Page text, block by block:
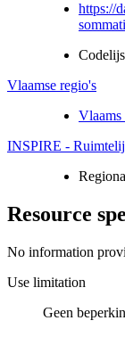
https://
Vlaamse regio's
Vlaams
INSPIRE -
Resource
No information
Use limitation
Geen